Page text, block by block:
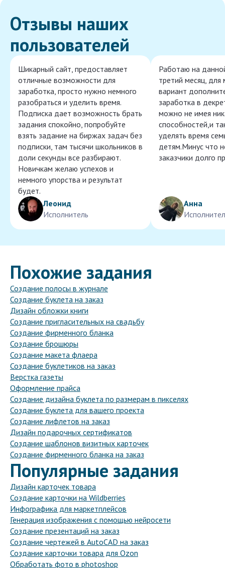
Отзывы наших
пользователей
Шикарный сайт, предоставляет
отличные возможности для
заработка, просто нужно немного
разобраться и уделить время.
Подписка дает возможность брать
задания спокойно, попробуйте
взять задание на биржах задач без
подписки, там тысячи школьников в
доли секунды все разбирают.
Новичкам желаю успехов и
немного упорства и результат
будет.
Леонид
Исполнитель
Работаю на
третий месяц, для
вариант
заработка в
можно не имея
способностей,и
уделять время
детям.Минус что
заказчики долго
Анна
Похожие задания
Создание полосы в журнале
Создание буклета на заказ
Дизайн обложки книги
Создание пригласительных на свадьбу
Создание фирменного бланка
Создание брошюры
Создание макета флаера
Создание буклетиков на заказ
Верстка газеты
Оформление прайса
Создание дизайна буклета по размерам в пикселях
Создание буклета для вашего проекта
Создание лифлетов на заказ
Дизайн подарочных сертификатов
Создание шаблонов визитных карточек
Создание фирменного бланка на заказ
Популярные задания
Дизайн карточек товара
Создание карточки на Wildberries
Инфографика для маркетплейсов
Генерация изображения с помощью нейросети
Создание презентаций на заказ
Создание чертежей в AutoCAD на заказ
Создание карточки товара для Ozon
Обработать фото в photoshop